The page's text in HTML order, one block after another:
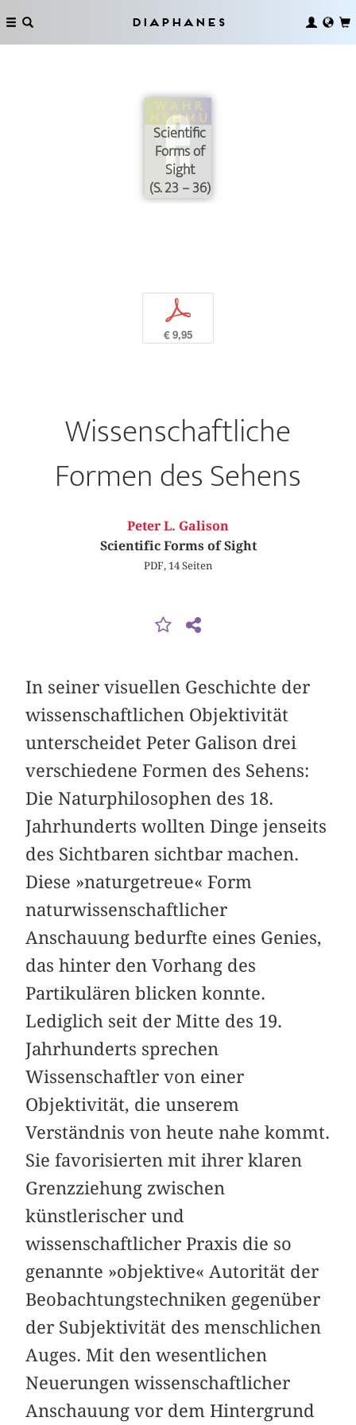
Diaphanes
Scientific
Forms of
Sight
(S. 23 – 36)
p
€ 9,95
Wissenschaftliche
Formen des Sehens
Peter L. Galison
Scientific Forms of Sight
PDF, 14 Seiten
In seiner visuellen Geschichte der
wissenschaftlichen Objektivität
unterscheidet Peter Galison drei
verschiedene Formen des Sehens:
Die Naturphilosophen des 18.
Jahrhunderts wollten Dinge jenseits
des Sichtbaren sichtbar machen.
Diese »naturgetreue« Form
naturwissenschaftlicher
Anschauung bedurfte eines Genies,
das hinter den Vorhang des
Partikulären blicken konnte.
Lediglich seit der Mitte des 19.
Jahrhunderts sprechen
Wissenschaftler von einer
Objektivität, die unserem
Verständnis von heute nahe kommt.
Sie favorisierten mit ihrer klaren
Grenzziehung zwischen
künstlerischer und
wissenschaftlicher Praxis die so
genannte »objektive« Autorität der
Beobachtungstechniken gegenüber
der Subjektivität des menschlichen
Auges. Mit den wesentlichen
Neuerungen wissenschaftlicher
Anschauung vor dem Hintergrund